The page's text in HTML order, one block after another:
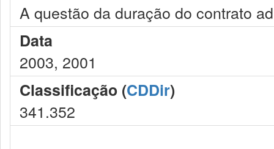
A questão da duração do contrato
Data
2003, 2001
Classificação (CDDir)
341.352